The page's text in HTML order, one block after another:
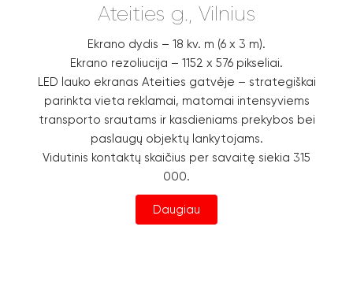
Ateities g., Vilnius
Ekrano dydis – 18 kv. m (6 x 3 m).
Ekrano rezoliucija – 1152 x 576 pikseliai.
LED lauko ekranas Ateities gatvėje – strategiškai
parinkta vieta reklamai, matomai intensyviems
transporto srautams ir kasdieniams prekybos bei
paslaugų objektų lankytojams.
Vidutinis kontaktų skaičius per savaitę siekia 315
000.
Daugiau